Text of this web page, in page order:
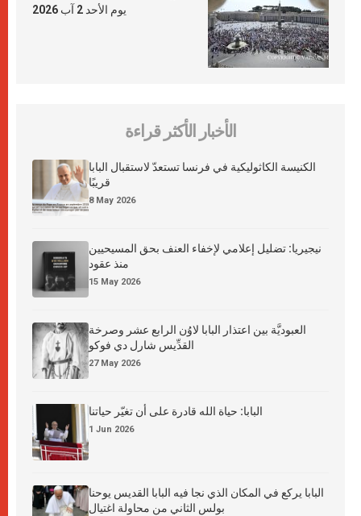
يوم الأحد 2 آب 2026
الأخبار الأكثر قراءة
الكنيسة الكاثوليكية في فرنسا تستعدّ لاستقبال البابا
قريبًا
8 May 2026
نيجيريا: تضليل إعلامي لإخفاء العنف بحق المسيحيين
منذ عقود
15 May 2026
العبوديَّة بين اعتذار البابا لاوُن الرابع عشر وصرخة
القدِّيس شارل دي فوكو
27 May 2026
البابا: حياة الله قادرة على أن تغيّر حياتنا
1 Jun 2026
البابا يركع في المكان الذي نجا فيه البابا القديس يوحنا
بولس الثاني من محاولة اغتيال